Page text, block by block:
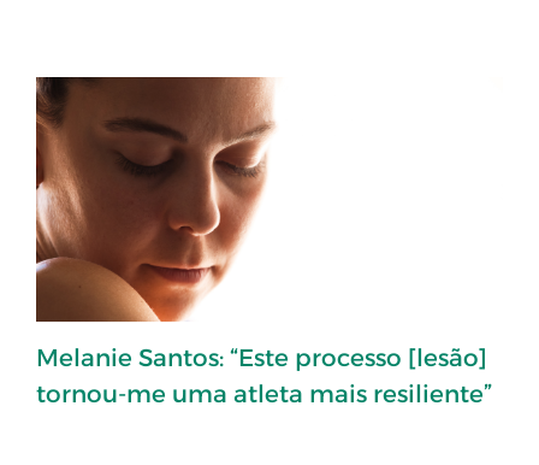
Melanie Santos: “Este processo [lesão]
tornou-me uma atleta mais resiliente”